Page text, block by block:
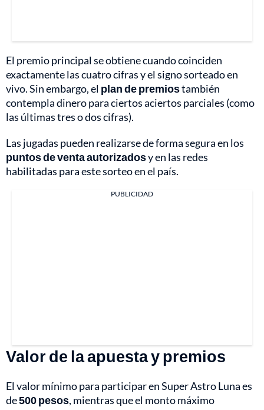
El premio principal se obtiene cuando coinciden
exactamente las cuatro cifras y el signo sorteado en
vivo. Sin embargo, el plan de premiostambién
contempla dinero para ciertos aciertos parciales (como
las últimas tres o dos cifras).
Las jugadas pueden realizarse de forma segura en los
puntos de venta autorizadosy en las redes
habilitadas para este sorteo en el país.
PUBLICIDAD
Valor de la apuesta y premios
El valor mínimo para participar en Super Astro Luna es
de500 pesos, mientras que el monto máximo